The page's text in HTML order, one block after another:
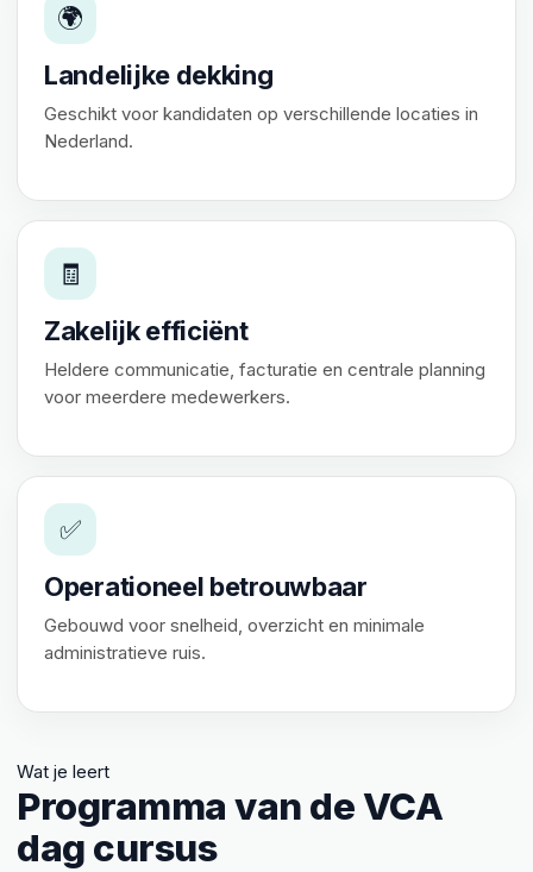
🌍
Landelijke dekking
Geschikt voor kandidaten op verschillende locaties in
Nederland.
🧾
Zakelijk efficiënt
Heldere communicatie, facturatie en centrale planning
voor meerdere medewerkers.
✅
Operationeel betrouwbaar
Gebouwd voor snelheid, overzicht en minimale
administratieve ruis.
Wat je leert
Programma van de VCA
dag cursus